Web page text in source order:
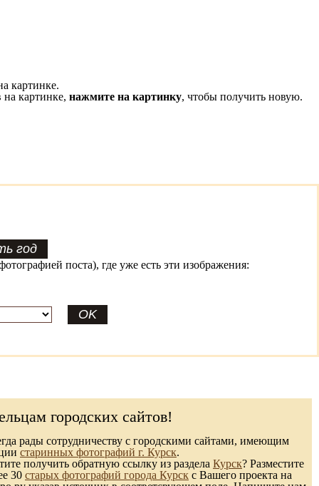
картинке.
картинке, нажмите на картинку, чтобы получить новую.
поста), где уже есть эти изображения:
городских сайтов!
рады сотрудничеству с городскими сайтами, имеющим
старинных фотографий г. Курск.
получить обратную ссылку из раздела Курск? Разместите
30 старых фотографий города Курск с Вашего проекта на